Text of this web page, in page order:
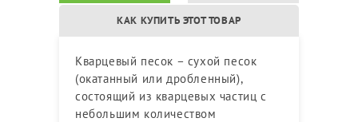
КАК КУПИТЬ ЭТОТ ТОВАР
Кварцевый песок – сухой песок
(окатанный или дробленный),
состоящий из кварцевых частиц с
небольшим количеством